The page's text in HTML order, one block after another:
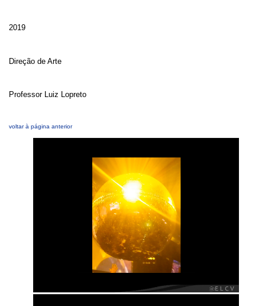
2019
Direção de Arte
Professor Luiz Lopreto
voltar à página anterior